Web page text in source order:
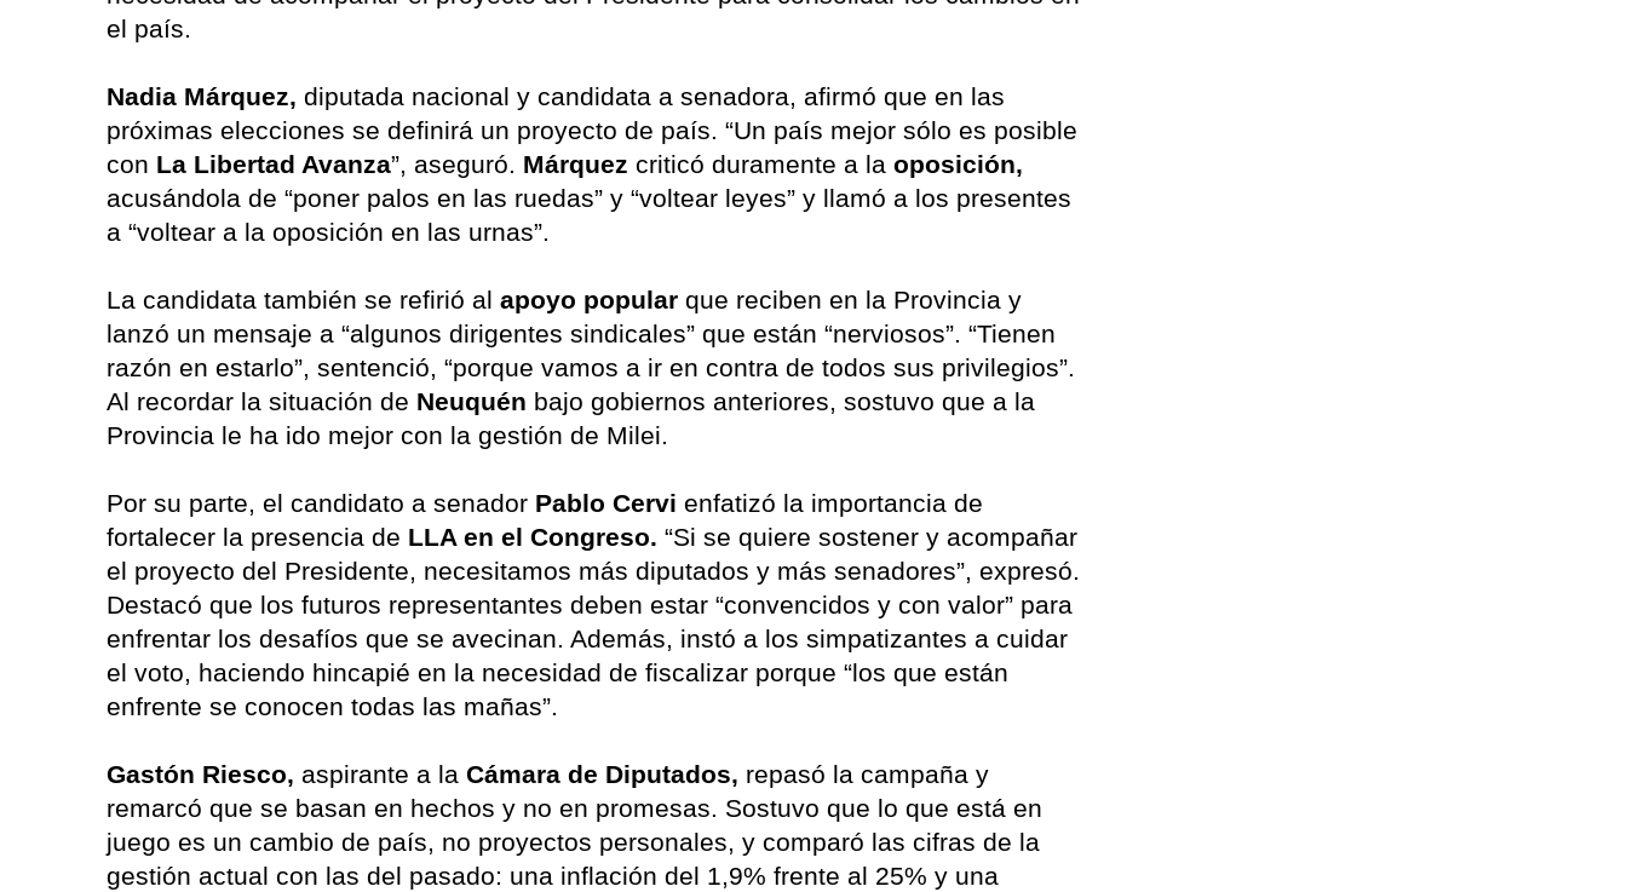
el país.
Nadia Márquez, diputada nacional y candidata a senadora, afirmó que en las
próximas elecciones se definirá un proyecto de país. “Un país mejor sólo es posible
con La Libertad Avanza”, aseguró. Márquez criticó duramente a la oposición,
acusándola de “poner palos en las ruedas” y “voltear leyes” y llamó a los presentes
a “voltear a la oposición en las urnas”.
La candidata también se refirió al apoyo popular que reciben en la Provincia y
lanzó un mensaje a “algunos dirigentes sindicales” que están “nerviosos”. “Tienen
razón en estarlo”, sentenció, “porque vamos a ir en contra de todos sus privilegios”.
Al recordar la situación de Neuquén bajo gobiernos anteriores, sostuvo que a la
Provincia le ha ido mejor con la gestión de Milei.
Por su parte, el candidato a senador Pablo Cervi enfatizó la importancia de
fortalecer la presencia de LLA en el Congreso. “Si se quiere sostener y acompañar
el proyecto del Presidente, necesitamos más diputados y más senadores”, expresó.
Destacó que los futuros representantes deben estar “convencidos y con valor” para
enfrentar los desafíos que se avecinan. Además, instó a los simpatizantes a cuidar
el voto, haciendo hincapié en la necesidad de fiscalizar porque “los que están
enfrente se conocen todas las mañas”.
Gastón Riesco, aspirante a la Cámara de Diputados, repasó la campaña y
remarcó que se basan en hechos y no en promesas. Sostuvo que lo que está en
juego es un cambio de país, no proyectos personales, y comparó las cifras de la
gestión actual con las del pasado: una inflación del 1,9% frente al 25% y una